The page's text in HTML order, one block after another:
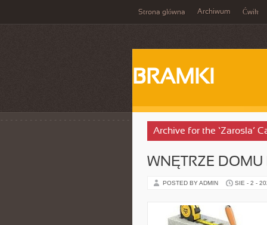
Strona główna Archiwum Ćwik
BRAMKI
Archive for the ‘Zarosla’
WNĘTRZE
POSTED BY ADMIN SIE - 2 -